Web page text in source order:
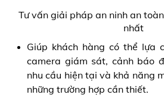
Tư vấn giải pháp an ninh an
nhất
Giúp khách hàng có thể lựa
camera giám sát, cảnh báo
nhu cầu hiện tại và khả năng
những trường hợp cần thiết.